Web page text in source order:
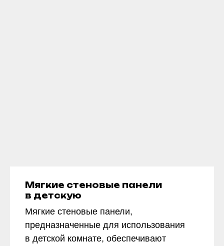
Мягкие стеновые панели
в детскую
Мягкие стеновые панели,
предназначенные для использования
в детской комнате, обеспечивают